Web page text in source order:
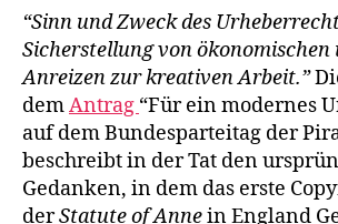
“Sinn und Zweck des
Sicherstellung von ökonomischen
Anreizen zur kreativen Arbeit.”
demAntrag “Für ein modernes
auf dem Bundesparteitag der
beschreibt in der Tat den
Gedanken, in dem das erste
derStatute of Annein England